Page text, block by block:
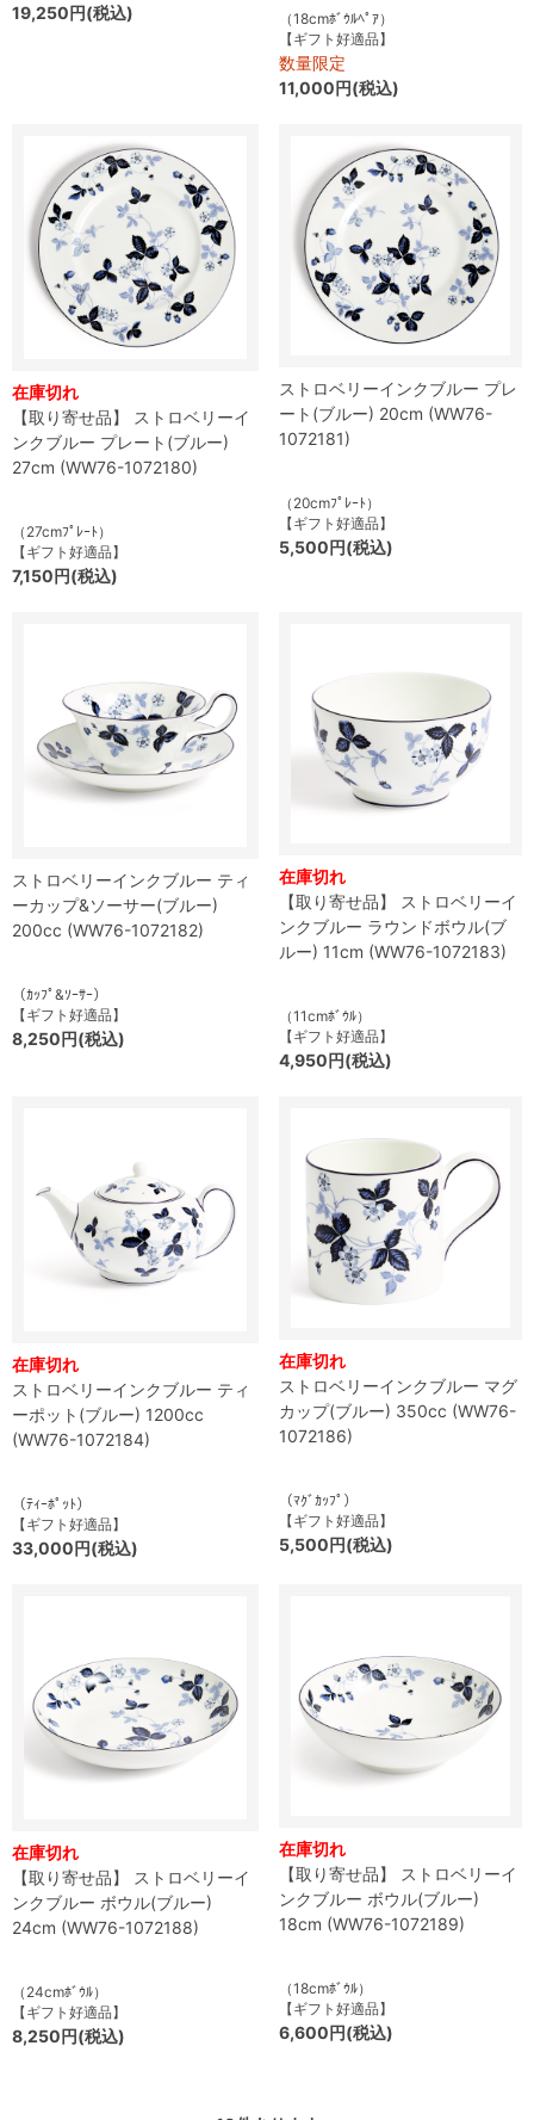
19,250円(税込)
（18cmﾎﾞｳﾙﾍﾟｱ）
【ギフト好適品】
数量限定
11,000円(税込)
在庫切れ
【取り寄せ品】 ストロベリーイ
ンクブルー プレート(ブルー)
27cm (WW76-1072180)
（27cmﾌﾟﾚｰﾄ）
【ギフト好適品】
7,150円(税込)
ストロベリーインクブルー プレ
ート(ブルー) 20cm (WW76-
1072181)
（20cmﾌﾟﾚｰﾄ）
【ギフト好適品】
5,500円(税込)
ストロベリーインクブルー ティ
ーカップ&ソーサー(ブルー)
200cc (WW76-1072182)
（ｶｯﾌﾟ&ｿｰｻｰ）
【ギフト好適品】
8,250円(税込)
在庫切れ
【取り寄せ品】 ストロベリーイ
ンクブルー ラウンドボウル(ブ
ルー) 11cm (WW76-1072183)
（11cmﾎﾞｳﾙ）
【ギフト好適品】
4,950円(税込)
在庫切れ
ストロベリーインクブルー ティ
ーポット(ブルー) 1200cc
(WW76-1072184)
（ﾃｨｰﾎﾟｯﾄ）
【ギフト好適品】
33,000円(税込)
在庫切れ
ストロベリーインクブルー マグ
カップ(ブルー) 350cc (WW76-
1072186)
（ﾏｸﾞｶｯﾌﾟ）
【ギフト好適品】
5,500円(税込)
在庫切れ
【取り寄せ品】 ストロベリーイ
ンクブルー ボウル(ブルー)
24cm (WW76-1072188)
（24cmﾎﾞｳﾙ）
【ギフト好適品】
8,250円(税込)
在庫切れ
【取り寄せ品】 ストロベリーイ
ンクブルー ボウル(ブルー)
18cm (WW76-1072189)
（18cmﾎﾞｳﾙ）
【ギフト好適品】
6,600円(税込)